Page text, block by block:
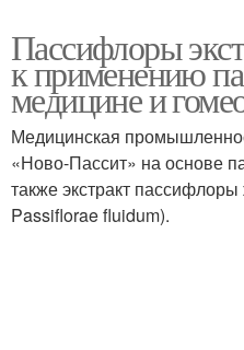
Пассифлоры
к применению
медицине и
Медицинская
«Ново-Пассит» на основе
также экстракт
Passiflorae fluidum).